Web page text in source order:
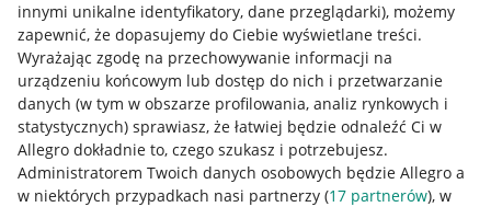
innymi unikalne identyfikatory, dane przeglądarki), możemy
zapewnić, że dopasujemy do Ciebie wyświetlane treści.
Wyrażając zgodę na przechowywanie informacji na
urządzeniu końcowym lub dostęp do nich i przetwarzanie
danych (w tym w obszarze profilowania, analiz rynkowych i
statystycznych) sprawiasz, że łatwiej będzie odnaleźć Ci w
Allegro dokładnie to, czego szukasz i potrzebujesz.
Administratorem Twoich danych osobowych będzie Allegro a
w niektórych przypadkach nasi partnerzy (17 partnerów), w
Napisz do nas
Allegro Gadane dla sprzedających
Allegro Gadane dla kupujących
Mapa miejscowości
Informacje prawne